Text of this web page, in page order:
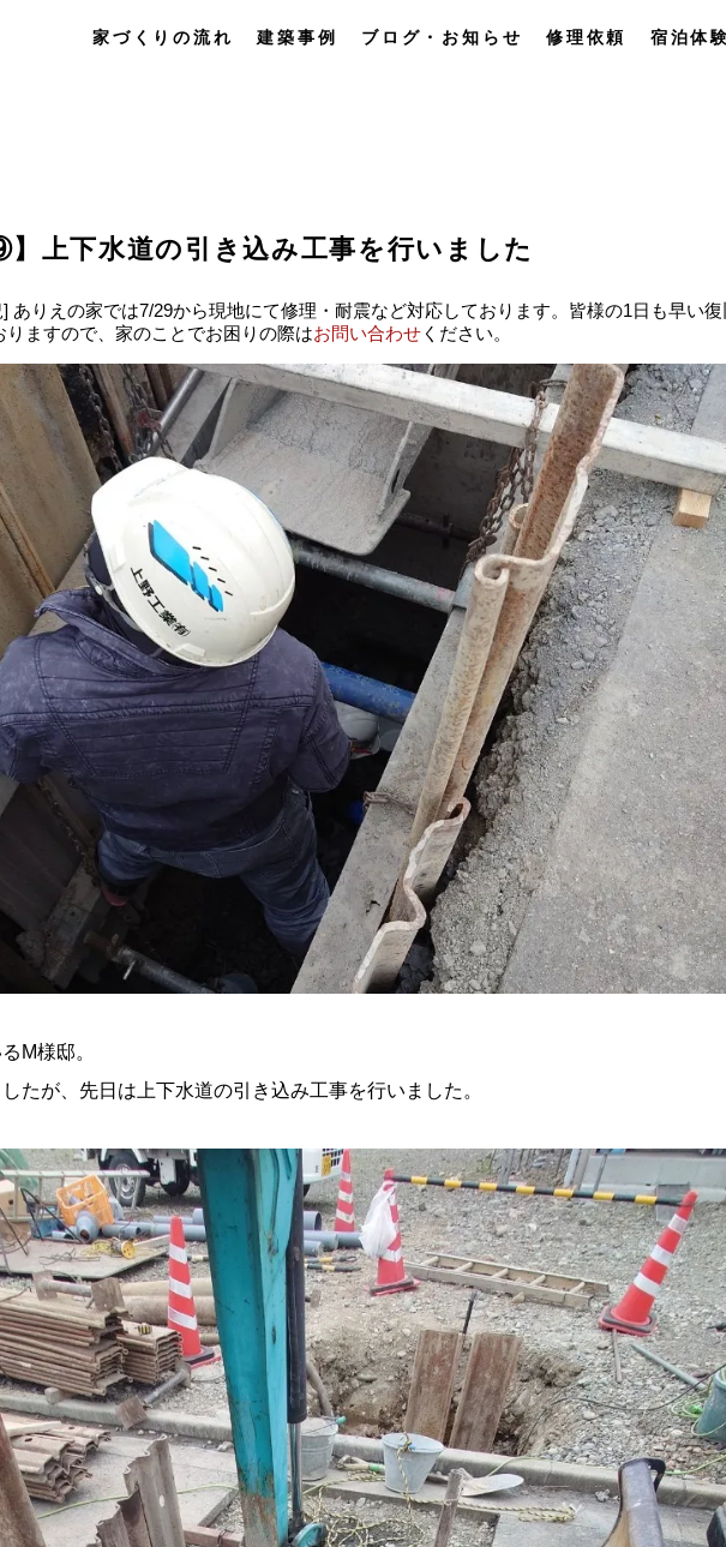
家づくりの流れ 建築事例 ブログ・お知らせ 修理依頼 宿泊体
】上下水道の引き込み工事を行いました
ありえの家では7/29から現地にて修理・耐震など対応しております。皆様の1日も早い復
ますので、家のことでお困りの際はお問い合わせ ください。
M様邸。
たが、先日は上下水道の引き込み工事を行いました。